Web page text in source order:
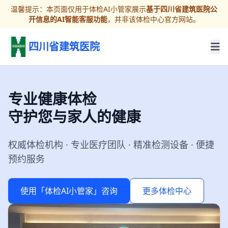
温馨提示：本页面仅用于体检AI小管家展示基于四川省建筑医院公
开信息的AI智能客服功能，并非该体检中心官方网站。
四川省建筑医院
专业健康体检
守护您与家人的健康
权威体检机构 · 专业医疗团队 · 精准检测设备 · 便捷
预约服务
使用「体检AI小管家」咨询 更多体检中心